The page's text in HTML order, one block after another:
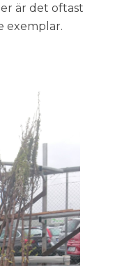
är det oftast
exemplar.